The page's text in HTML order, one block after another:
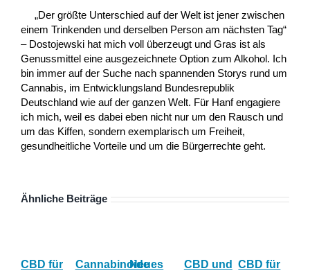
„Der größte Unterschied auf der Welt ist jener zwischen
einem Trinkenden und derselben Person am nächsten Tag“
– Dostojewski hat mich voll überzeugt und Gras ist als
Genussmittel eine ausgezeichnete Option zum Alkohol. Ich
bin immer auf der Suche nach spannenden Storys rund um
Cannabis, im Entwicklungsland Bundesrepublik
Deutschland wie auf der ganzen Welt. Für Hanf engagiere
ich mich, weil es dabei eben nicht nur um den Rausch und
um das Kiffen, sondern exemplarisch um Freiheit,
gesundheitliche Vorteile und um die Bürgerrechte geht.
Ähnliche Beiträge
CBD für
Cannabinoide
Neues
CBD und
CBD für